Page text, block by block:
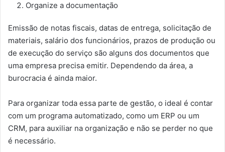
Organize a documentação
Emissão de notas fiscais, datas de entrega, solicitação de
materiais, salário dos funcionários, prazos de produção ou
de execução do serviço são alguns dos documentos que
uma empresa precisa emitir. Dependendo da área, a
burocracia é ainda maior.
Para organizar toda essa parte de gestão, o ideal é contar
com um programa automatizado, como um ERP ou um
CRM, para auxiliar na organização e não se perder no que
é necessário.